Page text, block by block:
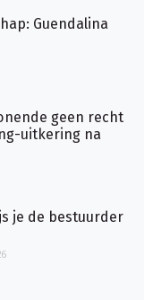
Guendalina
geen recht
uitkering na
je de bestuurder